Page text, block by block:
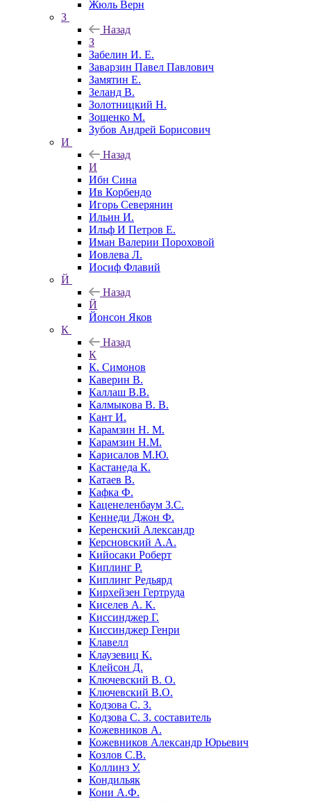
Жюль Верн
З
Назад
З
Забелин И. Е.
Заварзин Павел Павлович
Замятин Е.
Зеланд В.
Золотницкий Н.
Зощенко М.
Зубов Андрей Борисович
И
Назад
И
Ибн Сина
Ив Корбендо
Игорь Северянин
Ильин И.
Ильф И Петров Е.
Иман Валерии Пороховой
Иовлева Л.
Иосиф Флавий
Й
Назад
Й
Йонсон Яков
К
Назад
К
К. Симонов
Каверин В.
Каллаш В.В.
Калмыкова В. В.
Кант И.
Карамзин Н. М.
Карамзин Н.М.
Карисалов М.Ю.
Кастанеда К.
Катаев В.
Кафка Ф.
Каценеленбаум З.С.
Кеннеди Джон Ф.
Керенский Александр
Керсновский А.А.
Кийосаки Роберт
Киплинг Р.
Киплинг Редьярд
Кирхейзен Гертруда
Киселев А. К.
Киссинджер Г.
Киссинджер Генри
Клавелл
Клаузевиц К.
Клейсон Д.
Ключевский В. О.
Ключевский В.О.
Кодзова С. З.
Кодзова С. З. составитель
Кожевников А.
Кожевников Александр Юрьевич
Козлов С.В.
Коллинз У.
Кондильяк
Кони А.Ф.